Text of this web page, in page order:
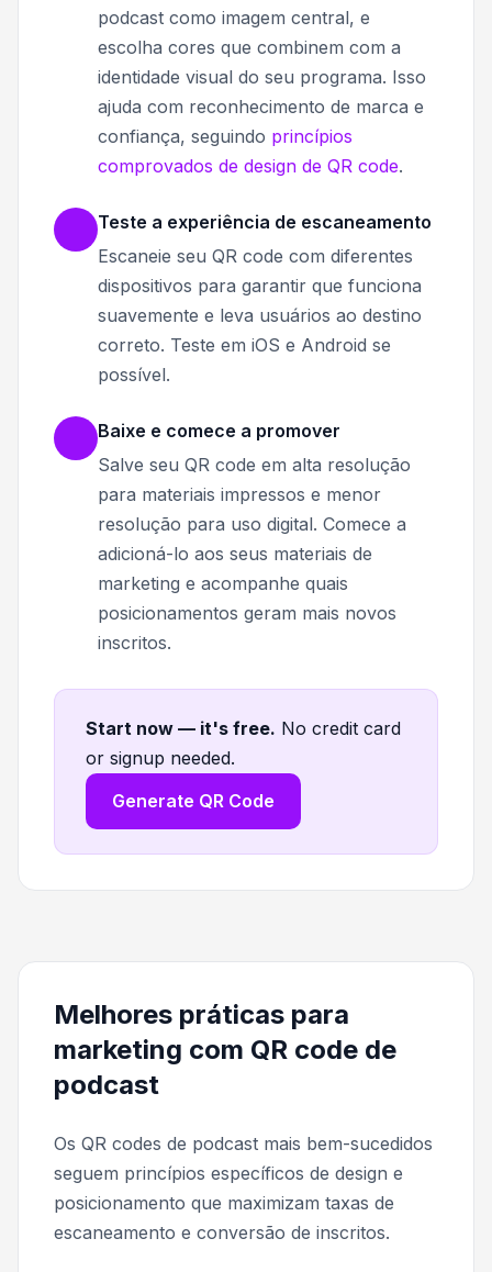
podcast como imagem central, e
escolha cores que combinem com a
identidade visual do seu programa. Isso
ajuda com reconhecimento de marca e
confiança, seguindo princípios
comprovados de design de QR code.
Teste a experiência de escaneamento
Escaneie seu QR code com diferentes
dispositivos para garantir que funciona
suavemente e leva usuários ao destino
correto. Teste em iOS e Android se
possível.
Baixe e comece a promover
Salve seu QR code em alta resolução
para materiais impressos e menor
resolução para uso digital. Comece a
adicioná-lo aos seus materiais de
marketing e acompanhe quais
posicionamentos geram mais novos
inscritos.
Start now — it's free. No credit card
or signup needed.
Generate QR Code
Melhores práticas para
marketing com QR code de
podcast
Os QR codes de podcast mais bem-sucedidos
seguem princípios específicos de design e
posicionamento que maximizam taxas de
escaneamento e conversão de inscritos.